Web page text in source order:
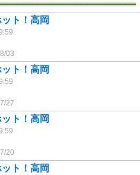
ト！高岡
03
ト！高岡
27
ト！高岡
20
ト！高岡